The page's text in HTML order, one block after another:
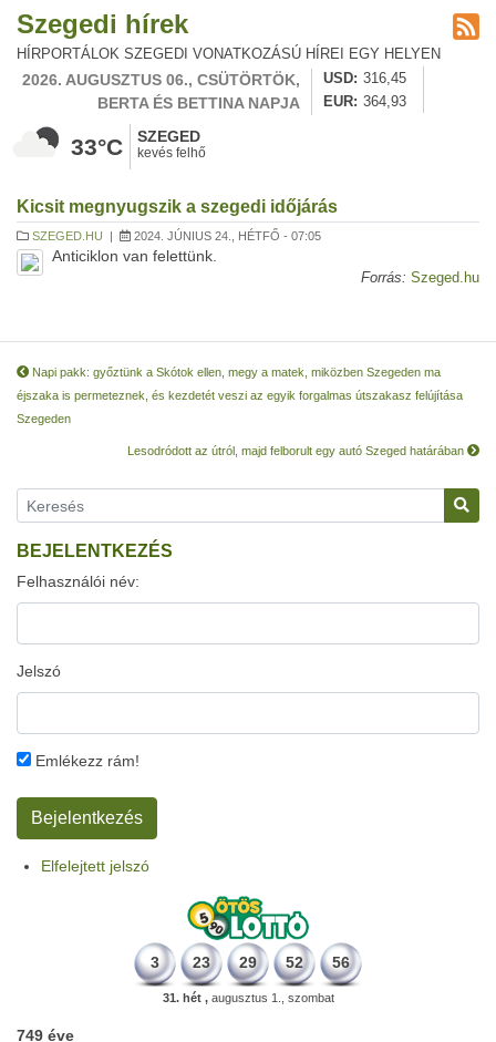
Szegedi hírek
HÍRPORTÁLOK SZEGEDI VONATKOZÁSÚ HÍREI EGY HELYEN
2026. AUGUSZTUS 06., CSÜTÖRTÖK,
BERTA ÉS BETTINA NAPJA
USD
316,45
EUR
364,93
33°C SZEGED
kevés felhő
Kicsit megnyugszik a szegedi időjárás
SZEGED.HU | 2024. JÚNIUS 24., HÉTFŐ - 07:05
Anticiklon van felettünk.
Forrás: Szeged.hu
Napi pakk: győztünk a Skótok ellen, megy a matek, miközben Szegeden ma
éjszaka is permeteznek, és kezdetét veszi az egyik forgalmas útszakasz felújítása
Szegeden
Lesodródott az útról, majd felborult egy autó Szeged határában
BEJELENTKEZÉS
Felhasználói név:
Jelszó
Emlékezz rám!
Elfelejtett jelszó
3 23 29 52 56
31. hét ,augusztus 1., szombat
749 éve